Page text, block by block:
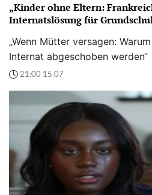
„Kinder ohne Eltern:
Internatslösung für
„Wenn Mütter versagen:
Internat abgeschoben werden“
21:00 15.07